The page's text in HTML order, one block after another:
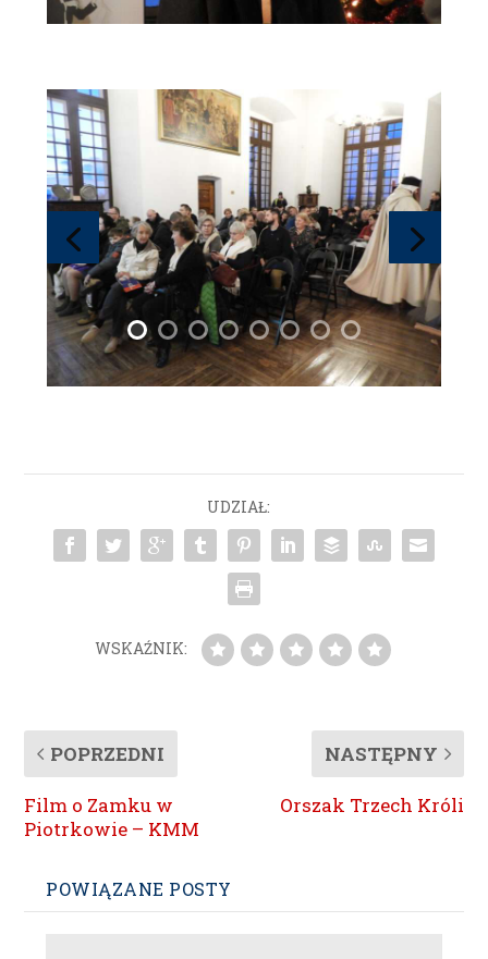
UDZIAŁ:
WSKAŹNIK:
POPRZEDNI
Film o Zamku w
Piotrkowie – KMM
NASTĘPNY
Orszak Trzech Króli
POWIĄZANE POSTY